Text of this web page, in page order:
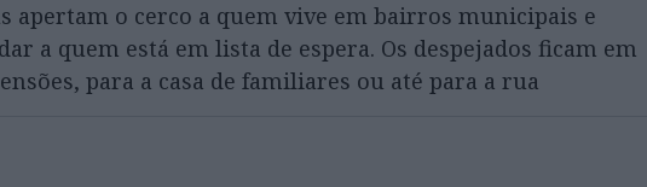
apertam o cerco a quem vive em bairros municipais e
a quem está em lista de espera. Os despejados ficam em
para a casa de familiares ou até para a rua